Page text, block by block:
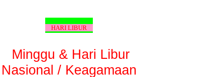
HARI LIBUR
Minggu & Hari Libur
Nasional / Keagamaan